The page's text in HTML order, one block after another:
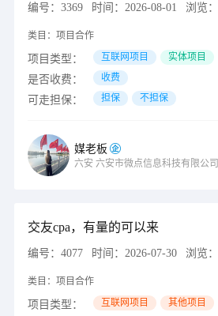
编号： 3369 时间： 2026-08-01 浏览：
类目： 项目合作
项目类型： 互联网项目 实体项目
是否收费： 收费
可走担保： 担保 不担保
媒老板
六安 六安市微点信息科技有限公司
交友cpa，有量的可以来
编号： 4077 时间： 2026-07-30 浏览：
类目： 项目合作
项目类型： 互联网项目 其他项目